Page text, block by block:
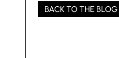
BACK TO THE BLOG